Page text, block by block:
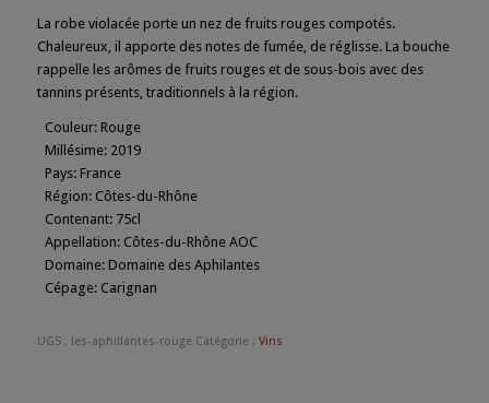
La robe violacée porte un nez de fruits rouges compotés.
Chaleureux, il apporte des notes de fumée, de réglisse. La bouche
rappelle les arômes de fruits rouges et de sous-bois avec des
tannins présents, traditionnels à la région.
Couleur: Rouge
Millésime: 2019
Pays: France
Région: Côtes-du-Rhône
Contenant: 75cl
Appellation: Côtes-du-Rhône AOC
Domaine: Domaine des Aphilantes
Cépage: Carignan
UGS : les-aphillantes-rouge Catégorie : Vins